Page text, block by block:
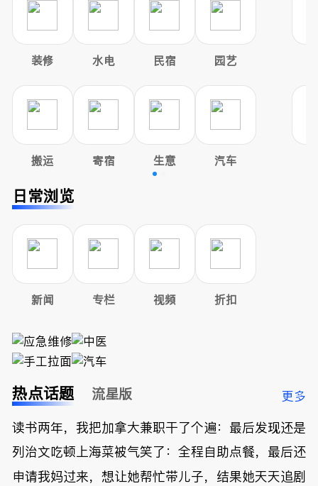
装修 水电 民宿 园艺
搬运 寄宿 生意 汽车
日常浏览
新闻 专栏 视频 折扣
热点话题 流星版 更多
读书两年，我把加拿大兼职干了个遍：最后发现还是
列治文吃顿上海菜被气笑了：全程自助点餐，最后还
申请我妈过来，想让她帮忙带儿子，结果她天天追剧